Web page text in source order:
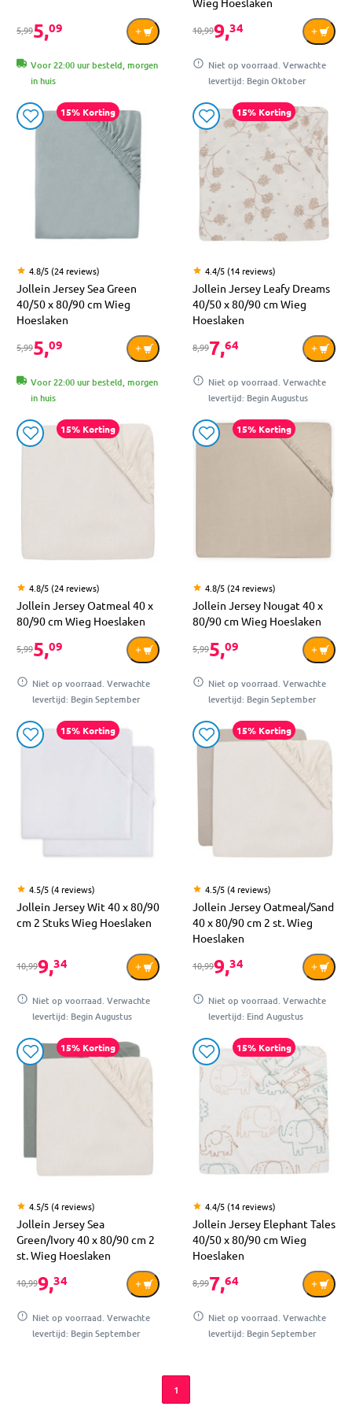
5,995,09
Voor 22:00 uur besteld, morgen
in huis
10,999,34
Niet op voorraad. Verwachte
levertijd: Begin Oktober
15% Korting
4.8/5 (24 reviews)
Jollein Jersey Sea Green
40/50 x 80/90 cm Wieg
Hoeslaken
5,995,09
Voor 22:00 uur besteld, morgen
in huis
15% Korting
4.4/5 (14 reviews)
Jollein Jersey Leafy Dreams
40/50 x 80/90 cm Wieg
Hoeslaken
8,997,64
Niet op voorraad. Verwachte
levertijd: Begin Augustus
15% Korting
4.8/5 (24 reviews)
Jollein Jersey Oatmeal 40 x
80/90 cm Wieg Hoeslaken
5,995,09
Niet op voorraad. Verwachte
levertijd: Begin September
15% Korting
4.8/5 (24 reviews)
Jollein Jersey Nougat 40 x
80/90 cm Wieg Hoeslaken
5,995,09
Niet op voorraad. Verwachte
levertijd: Begin September
15% Korting
4.5/5 (4 reviews)
Jollein Jersey Wit 40 x 80/90
cm 2 Stuks Wieg Hoeslaken
10,999,34
Niet op voorraad. Verwachte
levertijd: Begin Augustus
15% Korting
4.5/5 (4 reviews)
Jollein Jersey Oatmeal/Sand
40 x 80/90 cm 2 st. Wieg
Hoeslaken
10,999,34
Niet op voorraad. Verwachte
levertijd: Eind Augustus
15% Korting
4.5/5 (4 reviews)
Jollein Jersey Sea
Green/Ivory 40 x 80/90 cm 2
st. Wieg Hoeslaken
10,999,34
Niet op voorraad. Verwachte
levertijd: Begin September
15% Korting
4.4/5 (14 reviews)
Jollein Jersey Elephant Tales
40/50 x 80/90 cm Wieg
Hoeslaken
8,997,64
Niet op voorraad. Verwachte
levertijd: Begin September
1